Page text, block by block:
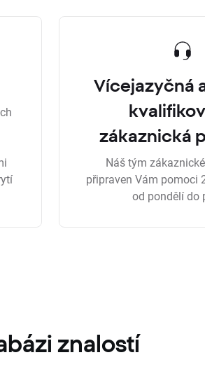
Vícejazyčná
zákaznická
Náš tým
připraven Vám pomoci
od pondělí do
znalostí